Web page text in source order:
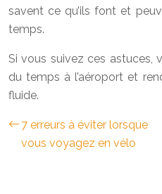
savent ce qu’ils font et
temps.
Si vous suivez ces astuces,
du temps à l’aéroport et
fluide.
7 erreurs à éviter lorsque
vous voyagez en vélo